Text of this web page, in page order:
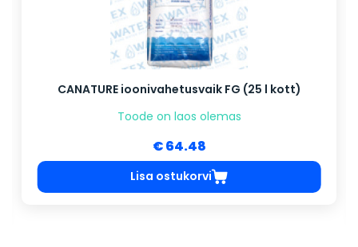
CANATURE ioonivahetusvaik FG (25 l kott)
Toode on laos olemas
€ 64.48
Lisa ostukorvi